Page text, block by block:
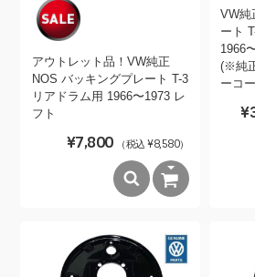
アウトレット品！VW純正
NOS バッキングプレート T-3
リアドラム用 1966〜1973 レ
フト
¥7,800 （税込 ¥8,580）
VW純
ート
1966
(※純
ーコ